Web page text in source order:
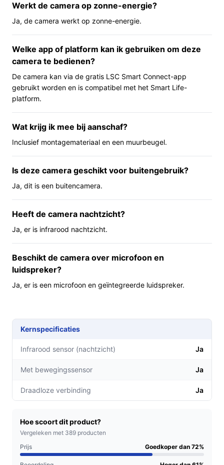
Smart Life‑platform en bedient of bekijkt beelden via de
bijbehorende app. De camera heeft een zichtbare
microfoon en ingebouwde speakers, zodat je geluid
kunt horen en spreken via de app. Er is een
infraroodsensor voor nachtzicht en een
bewegingssensor die meldingen kan triggeren. De
IP65‑rating betekent dat het apparaat is ontworpen om
in buitensituaties te worden toegepast.
Belangrijkste voordelen
De voordelen hieronder zijn vanuit gebruiksperspectief
Zelfvoorzienende voeding: zonne-energie
stroompunten, wat montage op plekken zonder
stroomaansluiting eenvoudiger maakt.
Direct contact mogelijk: de combinatie van
zichtbare microfoon en geïntegreerde speakers
maakt tweerichtingscommunicatie mogelijk via de
app.
Eenvoudige app‑toegang: koppeling aan het Smart
(controleer of de app past bij jouw smartphone).
die zonder vaste stroomkabel geplaatst kan worden,
tweerichtingsaudio en locaties waar IP65‑bescherming
bijgeleverd materiaal willen uitvoeren.
Als je uitgebreide IP‑camera functies verwacht, zoals
Werkt de camera op zonne-energie?
Ja, de camera werkt op zonne-energie.
Welke app of platform kan ik gebruiken om deze
camera te bedienen?
De camera kan via de gratis LSC Smart Connect-app
gebruikt worden en is compatibel met het Smart Life-
platform.
Wat krijg ik mee bij aanschaf?
Inclusief montagemateriaal en een muurbeugel.
Is deze camera geschikt voor buitengebruik?
Ja, dit is een buitencamera.
Heeft de camera nachtzicht?
Ja, er is infrarood nachtzicht.
Beschikt de camera over microfoon en
luidspreker?
Ja, er is een microfoon en geïntegreerde luidspreker.
Kernspecificaties
Infrarood sensor (nachtzicht) Ja
Met bewegingssensor Ja
Draadloze verbinding Ja
Hoe scoort dit product?
Vergeleken met 389 producten
Prijs
Goedkoper dan 72%